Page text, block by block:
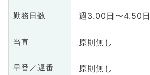
勤務日数 週3.00日〜4.50日
当直 原則無し
早番／遅番 原則無し